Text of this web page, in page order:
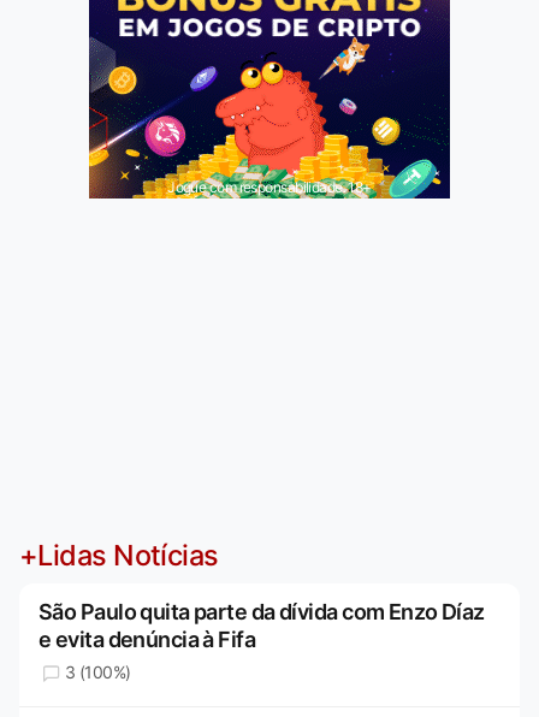
Jogue com responsabilidade. 18+
+Lidas Notícias
São Paulo quita parte da dívida com Enzo Díaz
e evita denúncia à Fifa
3 (100%)